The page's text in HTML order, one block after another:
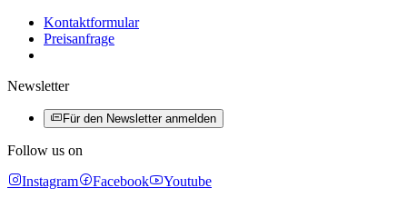
Kontaktformular
Preisanfrage
Newsletter
Für den Newsletter anmelden
Follow us on
Instagram
Facebook Youtube